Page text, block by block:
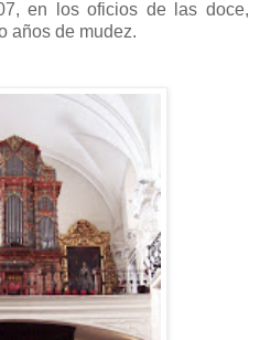
en los oficios de las doce,
años de mudez.